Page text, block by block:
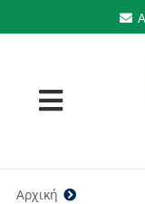
στο
Toggle
Προϊόντα
Αρχική